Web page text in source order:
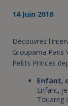
14 Juin 2018
Découvrez
Groupama Paris
Petits Princes
Enfant,
Enfant,
Touareg